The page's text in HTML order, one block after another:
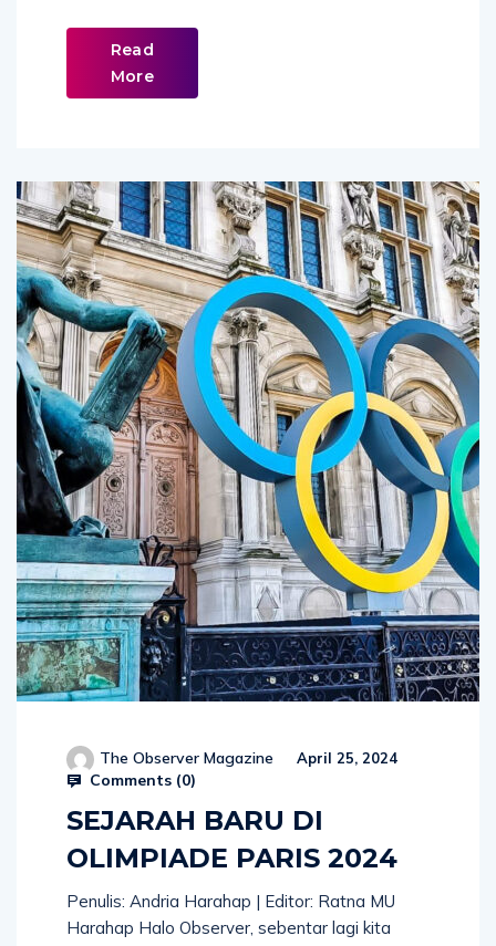
Read
More
The Observer Magazine April 25, 2024
Comments (0)
SEJARAH BARU DI
OLIMPIADE PARIS 2024
Penulis: Andria Harahap | Editor: Ratna MU
Harahap Halo Observer, sebentar lagi kita